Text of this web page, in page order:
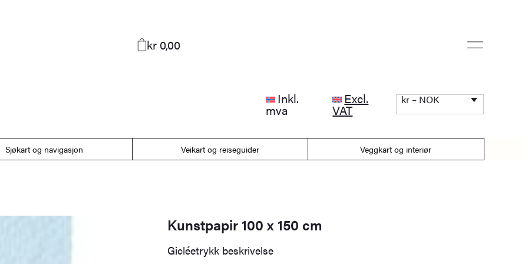
kr 0,00
Inkl.
mva
Excl.
VAT
kr – NOK
Sjøkart og navigasjon Veikart og reiseguider Veggkart og interiør
Kunstpapir 100 x 150 cm
Gicléetrykk beskrivelse